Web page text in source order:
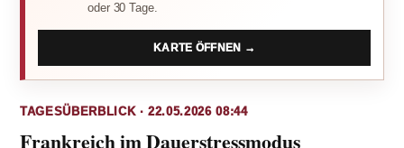
oder 30 Tage.
KARTE ÖFFNEN →
TAGESÜBERBLICK · 22.05.2026 08:44
Frankreich im Dauerstressmodus